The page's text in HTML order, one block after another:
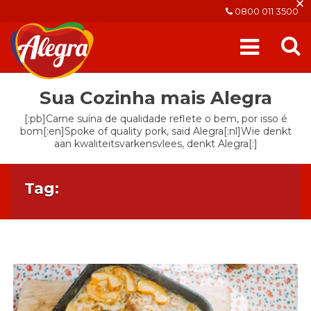
0800 011 3500
Sua Cozinha mais Alegra
[:pb]Carne suína de qualidade reflete o bem, por isso é
bom[:en]Spoke of quality pork, said Alegra[:nl]Wie denkt
aan kwaliteitsvarkensvlees, denkt Alegra[:]
Tag: